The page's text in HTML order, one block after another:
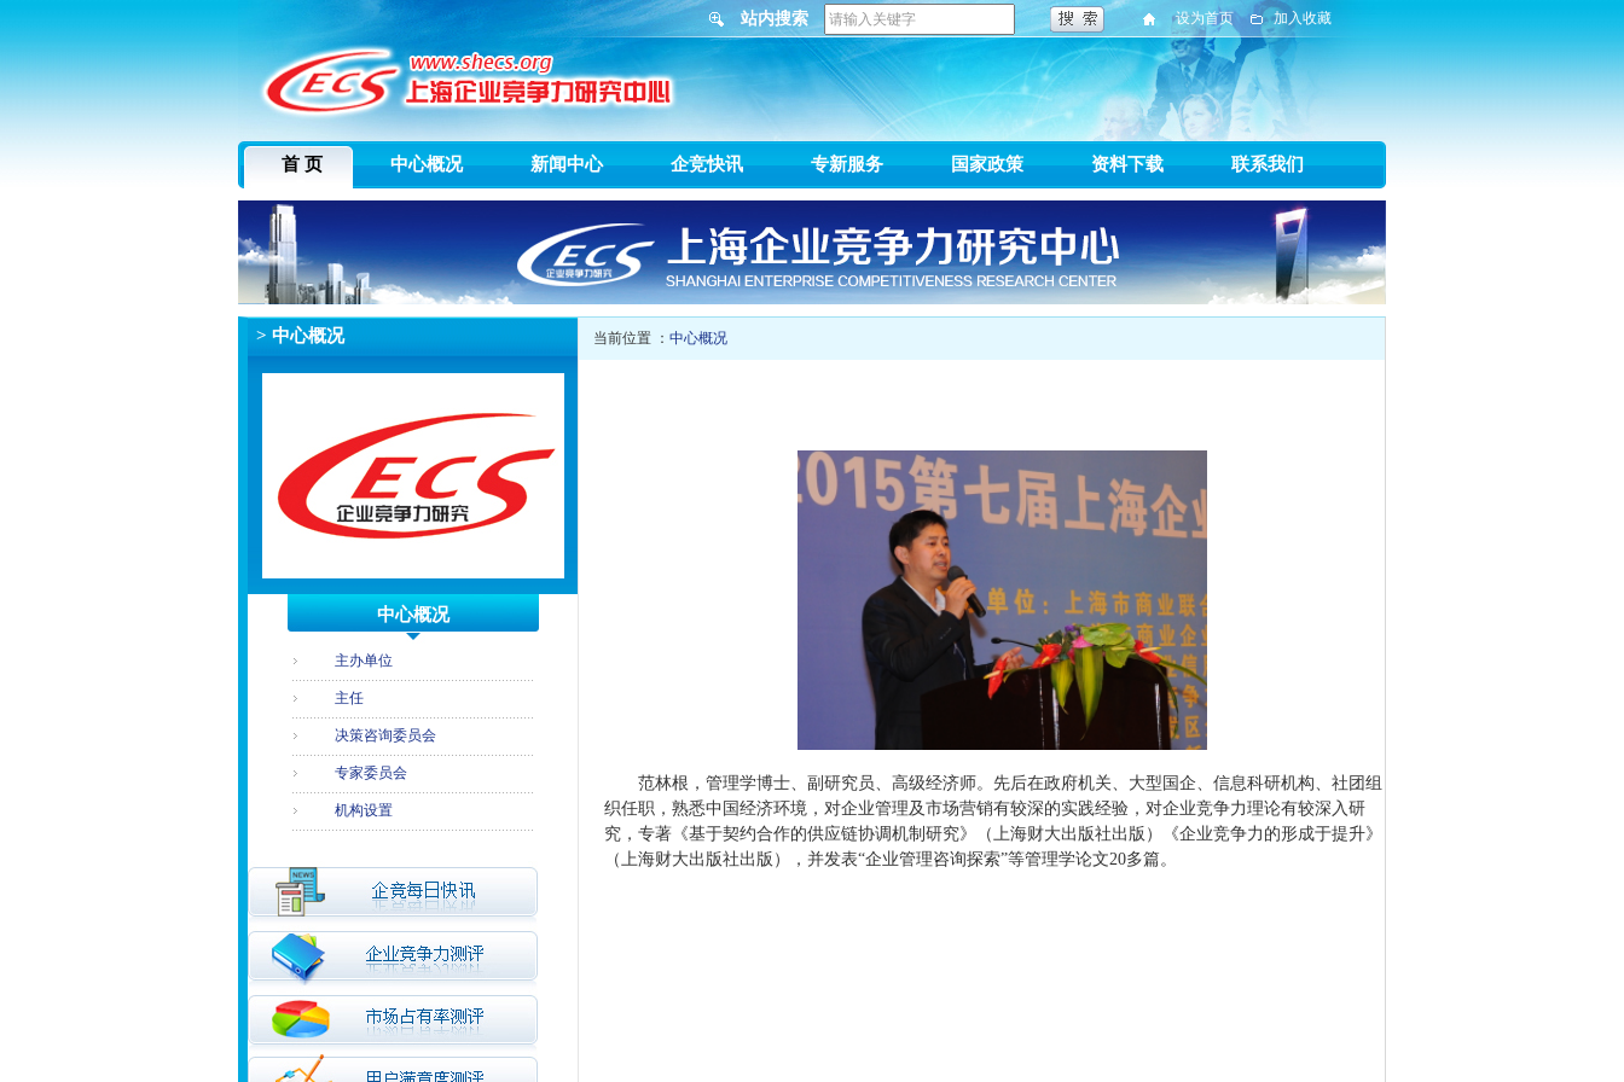
站内搜索 设为首页 加入收藏
首 页 中心概况 新闻中心 企竞快讯 专新服务 国家政策 资料下载 联系我们
> 中心概况
中心概况
主办单位
主任
决策咨询委员会
专家委员会
机构设置
当前位置 ： 中心概况
范林根，管理学博士、副研究员、高级经济师。先后在政府机关、大型国企、信息科研机构、社团组
织任职，熟悉中国经济环境，对企业管理及市场营销有较深的实践经验，对企业竞争力理论有较深入研
究，专著《基于契约合作的供应链协调机制研究》（上海财大出版社出版）《企业竞争力的形成于提升》
（上海财大出版社出版），并发表“企业管理咨询探索”等管理学论文20多篇。